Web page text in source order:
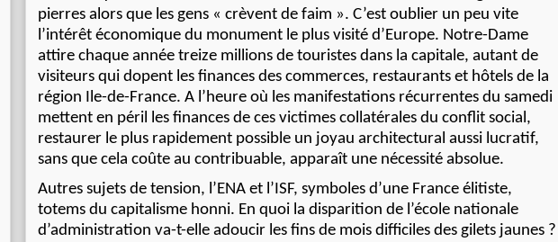
pierres alors que les gens « crèvent de faim ». C’est oublier un peu vite
l’intérêt économique du monument le plus visité d’Europe. Notre-Dame
attire chaque année treize millions de touristes dans la capitale, autant de
visiteurs qui dopent les finances des commerces, restaurants et hôtels de la
région Ile-de-France. A l’heure où les manifestations récurrentes du samedi
mettent en péril les finances de ces victimes collatérales du conflit social,
restaurer le plus rapidement possible un joyau architectural aussi lucratif,
sans que cela coûte au contribuable, apparaît une nécessité absolue.
Autres sujets de tension, l’ENA et l’ISF, symboles d’une France élitiste,
totems du capitalisme honni. En quoi la disparition de l’école nationale
d’administration va-t-elle adoucir les fins de mois difficiles des gilets jaunes ?